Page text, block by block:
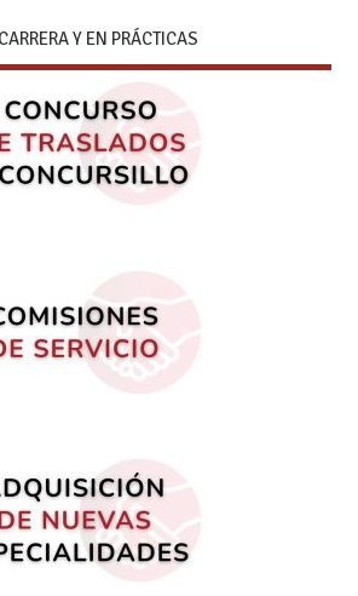
Y EN PRÁCTICAS